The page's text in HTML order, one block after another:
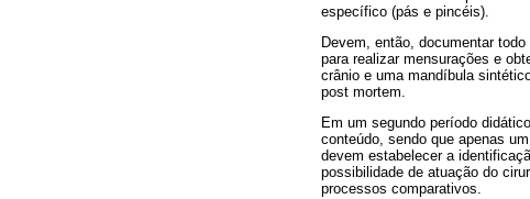
específico (pás e pincéis).
Devem, então, documentar
para realizar mensurações e
crânio e uma mandíbula
post mortem.
Em um segundo período
conteúdo, sendo que apenas
devem estabelecer a
possibilidade de atuação do
processos comparativos.